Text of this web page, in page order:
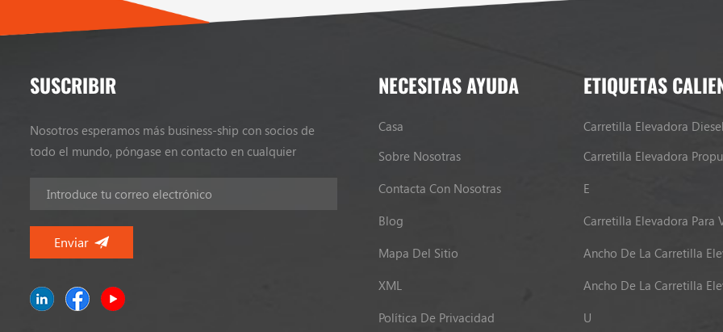
SUSCRIBIR
Nosotros esperamos más business-ship con socios de
todo el mundo, póngase en contacto en cualquier
NECESITAS AYUDA
Casa
Sobre Nosotras
Contacta Con Nosotras
Blog
Mapa Del Sitio
XML
Política De Privacidad
ETIQUETAS
Carretilla Elevadora
E
Carretilla Elevadora Para
Ancho De La Carretilla
Ancho De La Carretilla
U